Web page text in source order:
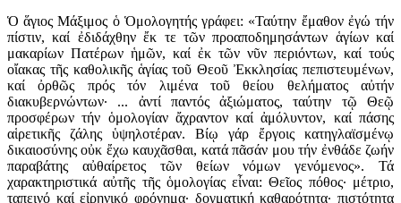
Ὁ ἅγιος Μάξιμος ὁ Ὁμολογητής γράφει: «Ταύτην ἔμαθον ἐγώ τήν
πίστιν, καί ἐδιδάχθην ἔκ τε τῶν προαποδημησάντων ἁγίων καί
μακαρίων Πατέρων ἡμῶν, καί ἐκ τῶν νῦν περιόντων, καί τούς
οἴακας τῆς καθολικῆς ἁγίας τοῦ Θεοῦ Ἐκκλησίας πεπιστευμένων,
καί ὀρθῶς πρός τόν λιμένα τοῦ θείου θελήματος αὐτήν
διακυβερνώντων· ... ἀντί παντός ἀξιώματος, ταύτην τῷ Θεῷ
προσφέρων τήν ὁμολογίαν ἄχραντον καί ἀμόλυντον, καί πάσης
αἱρετικῆς ζάλης ὑψηλοτέραν. Βίῳ γάρ ἔργοις κατηγλαϊσμένῳ
δικαιοσύνης οὐκ ἔχω καυχᾶσθαι, κατά πᾶσάν μου τήν ἐνθάδε ζωήν
παραβάτης αὐθαίρετος τῶν θείων νόμων γενόμενος». Τά
χαρακτηριστικά αὐτῆς τῆς ὁμολογίας εἶναι: Θεῖος πόθος· μέτριο,
ταπεινό καί εἰρηνικό φρόνημα· δογματική καθαρότητα· πιστότητα